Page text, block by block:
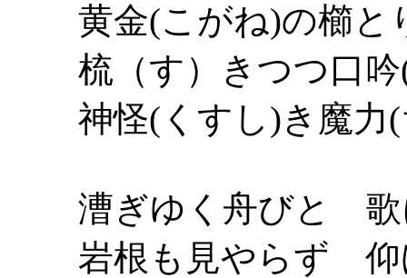
黄金(こがね)の櫛と
梳（す）きつつ口吟
神怪(くすし)き魔力(
漕ぎゆく舟びと 歌
岩根も見やらず 仰